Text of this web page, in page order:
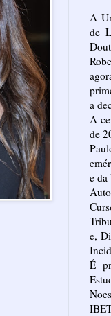
A
de
a
A
de
e da
e,
É